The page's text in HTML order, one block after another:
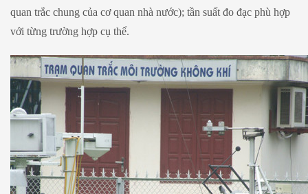
quan trắc chung của cơ quan nhà nước); tần suất đo đạc phù hợp
với từng trường hợp cụ thể.